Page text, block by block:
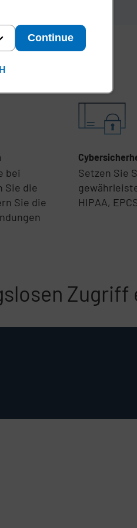
bei
Sie die
Sie die
Setzen Sie
HIPAA,
Continue